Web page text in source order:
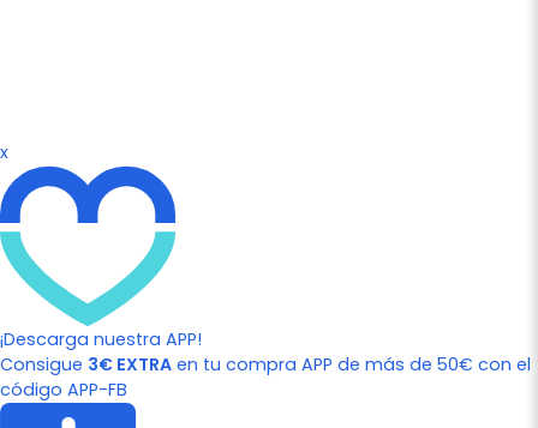
x
¡Descarga nuestra APP!
Consigue 3€ EXTRA en tu compra APP de más de 50€ con el
código APP-FB